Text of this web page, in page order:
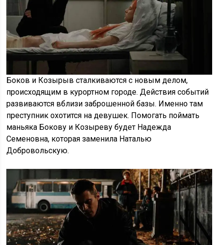
Боков и Козырыв сталкиваются с новым делом,
происходящим в курортном городе. Действия событий
развиваются вблизи заброшенной базы. Именно там
преступник охотится на девушек. Помогать поймать
маньяка Бокову и Козыреву будет Надежда
Семеновна, которая заменила Наталью
Добровольскую.